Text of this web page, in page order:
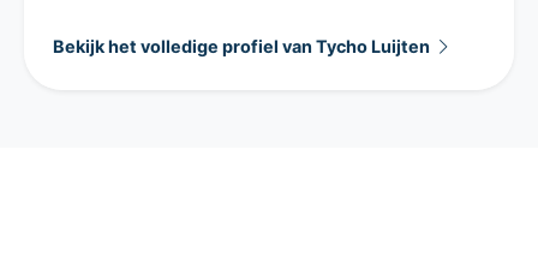
Bekijk het volledige profiel van Tycho Luijten